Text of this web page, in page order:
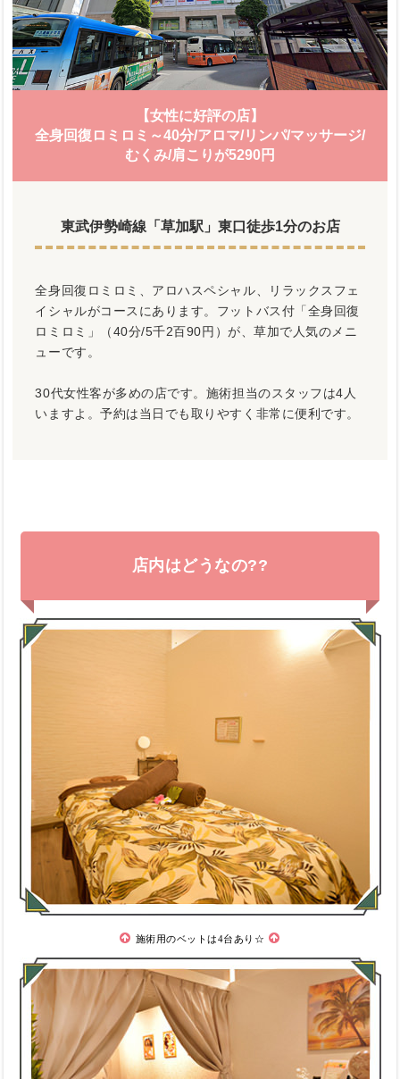
【女性に好評の店】
全身回復ロミロミ～40分/アロマ/リンパ/マッサージ/
むくみ/肩こりが5290円
東武伊勢崎線「草加駅」東口徒歩1分のお店
全身回復ロミロミ、アロハスペシャル、リラックスフェ
イシャルがコースにあります。フットバス付「全身回復
ロミロミ」（40分/5千2百90円）が、草加で人気のメニ
ューです。
30代女性客が多めの店です。施術担当のスタッフは4人
いますよ。予約は当日でも取りやすく非常に便利です。
店内はどうなの??
施術用のベットは4台あり☆